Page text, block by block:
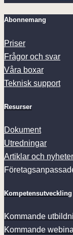
Abonnemang
Priser
Frågor och svar
Våra boxar
Teknisk support
Resurser
Dokument
Utredningar
Artiklar och nyheter
Kompetensutveckling
Kommande
Kommande